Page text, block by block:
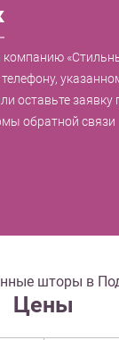
компанию
оставьте заявку
обратной связи
шторы в
Цены